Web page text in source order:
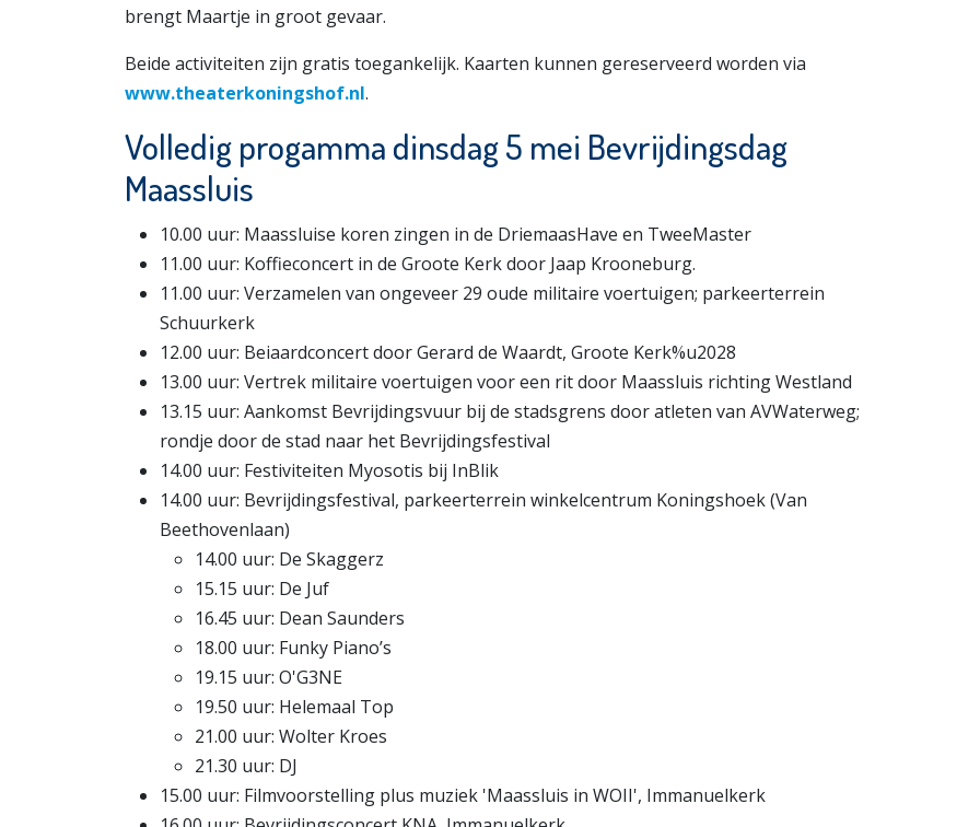
brengt Maartje in groot gevaar.
Beide activiteiten zijn gratis toegankelijk. Kaarten kunnen gereserveerd worden via
www.theaterkoningshof.nl.
Volledig progamma dinsdag 5 mei Bevrijdingsdag
Maassluis
10.00 uur: Maassluise koren zingen in de DriemaasHave en TweeMaster
11.00 uur: Koffieconcert in de Groote Kerk door Jaap Krooneburg.
11.00 uur: Verzamelen van ongeveer 29 oude militaire voertuigen; parkeerterrein
Schuurkerk
12.00 uur: Beiaardconcert door Gerard de Waardt, Groote Kerk%u2028
13.00 uur: Vertrek militaire voertuigen voor een rit door Maassluis richting Westland
13.15 uur: Aankomst Bevrijdingsvuur bij de stadsgrens door atleten van AVWaterweg;
rondje door de stad naar het Bevrijdingsfestival
14.00 uur: Festiviteiten Myosotis bij InBlik
14.00 uur: Bevrijdingsfestival, parkeerterrein winkelcentrum Koningshoek (Van
Beethovenlaan)
14.00 uur: De Skaggerz
15.15 uur: De Juf
16.45 uur: Dean Saunders
18.00 uur: Funky Piano’s
19.15 uur: O'G3NE
19.50 uur: Helemaal Top
21.00 uur: Wolter Kroes
21.30 uur: DJ
15.00 uur: Filmvoorstelling plus muziek 'Maassluis in WOII', Immanuelkerk